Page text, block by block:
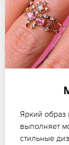
Яркий образ
выполняет
стильные